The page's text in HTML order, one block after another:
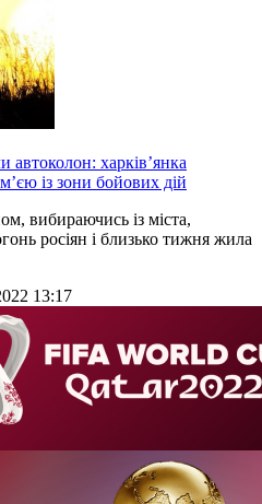
автоколон: харків’янка
із зони бойових дій
вибираючись із міста,
росіян і близько тижня жила
13:17